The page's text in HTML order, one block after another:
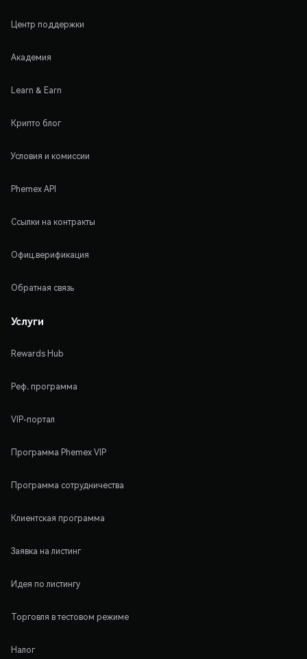
Центр поддержки
Академия
Learn & Earn
Крипто блог
Условия и комиссии
Phemex API
Ссылки на контракты
Офиц.верификация
Обратная связь
Услуги
Rewards Hub
Реф. программа
VIP-портал
Программа Phemex VIP
Программа сотрудничества
Клиентская программа
Заявка на листинг
Идея по листингу
Торговля в тестовом режиме
Налог